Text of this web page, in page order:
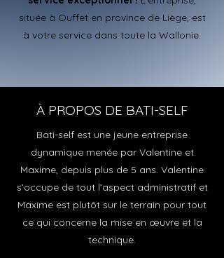
située à Ouffet en province de Liège, est
à votre service dans toute la Wallonie.
À PROPOS DE BATI-SELF
Bati-self est une jeune entreprise
dynamique menée par Valentine et
Maxime, depuis plus de 5 ans. Valentine
s’occupe de tout l’aspect administratif et
Maxime est plutôt sur le terrain pour tout
ce qui concerne la mise en œuvre et la
technique.